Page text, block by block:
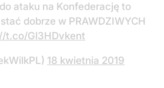
ataku na Konfederację to
dobrze w PRAWDZIWYCH
t.co/Gl3HDvkent
18 kwietnia 2019